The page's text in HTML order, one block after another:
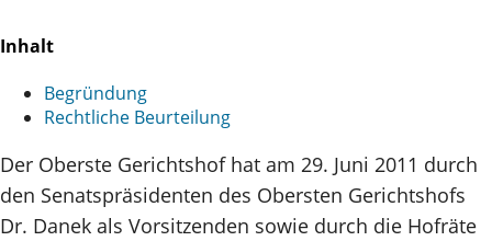
Inhalt
Begründung
Rechtliche Beurteilung
Der Oberste Gerichtshof hat am 29. Juni 2011 durch
den Senatspräsidenten des Obersten Gerichtshofs
Dr. Danek als Vorsitzenden sowie durch die Hofräte